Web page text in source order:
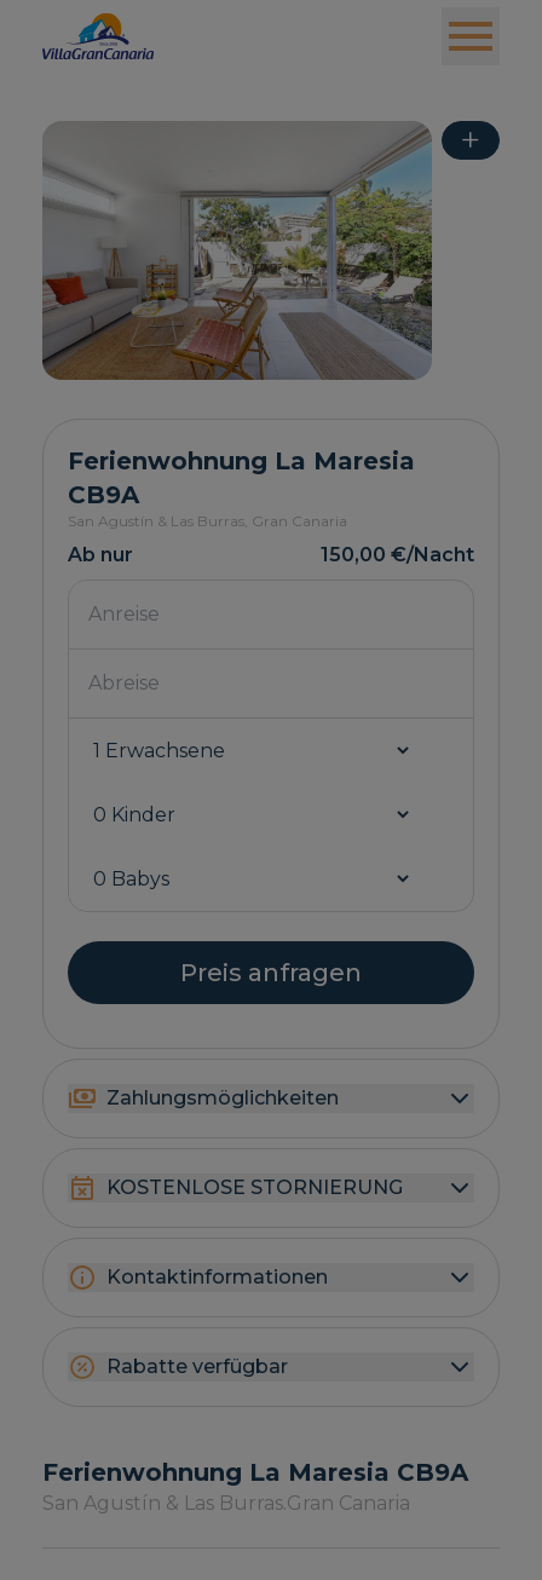
+
Ferienwohnung La Maresia
CB9A
San Agustín & Las Burras, Gran Canaria
Ab nur 150,00 €/Nacht
Preis anfragen
Zahlungsmöglichkeiten
KOSTENLOSE STORNIERUNG
Kontaktinformationen
Rabatte verfügbar
Ferienwohnung La Maresia CB9A
San Agustín & Las Burras.Gran Canaria